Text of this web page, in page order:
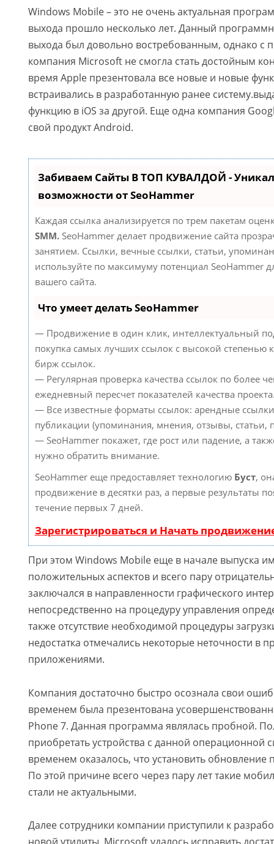
Windows Mobile – это не очень актуальная
выхода прошло несколько лет. Данный
выхода был довольно востребованным, однако с
компания Microsoft не смогла стать достойным
время Apple презентовала все новые и новые
встраивались в разработанную ранее
функцию в iOS за другой. Еще одна компания
свой продукт Android.
Забиваем Сайты В ТОП КУВАЛДОЙ -
возможности от SeoHammer
Каждая ссылка анализируется по трем пакетам
SMM.SeoHammer делает продвижение сайта
занятием. Ссылки, вечные ссылки, статьи,
используйте по максимуму потенциал SeoHammer
вашего сайта.
Что умеет делать SeoHammer
— Продвижение в один клик, интеллектуальный
покупка самых лучших ссылок с высокой степенью
бирж ссылок.
— Регулярная проверка качества ссылок по более
ежедневный пересчет показателей качества
— Все известные форматы ссылок: арендные
публикации (упоминания, мнения, отзывы, статьи,
— SeoHammer покажет, где рост или падение, а
нужно обратить внимание.
SeoHammer еще предоставляет технологию Буст,
продвижение в десятки раз, а первые результаты
течение первых 7 дней.
Зарегистрироваться и Начать
При этом Windows Mobile еще в начале выпуска
положительных аспектов и всего пару
заключался в направленности графического
непосредственно на процедуру управления
также отсутствие необходимой процедуры
недостатка отмечались некоторые неточности в
приложениями.
Компания достаточно быстро осознала свои
временем была презентована
Phone 7. Данная программа являлась пробной.
приобретать устройства с данной операционной
временем оказалось, что установить
По этой причине всего через пару лет такие
стали не актуальными.
Далее сотрудники компании приступили к